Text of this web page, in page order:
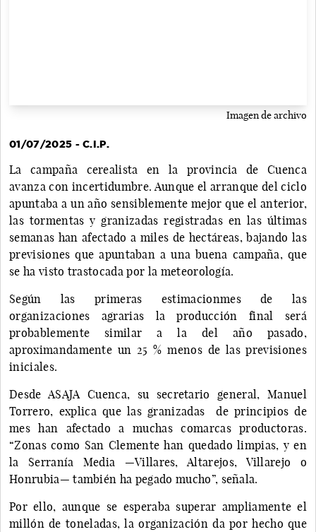
Imagen de archivo
01/07/2025 - C.I.P.
La campaña cerealista en la provincia de Cuenca
avanza con incertidumbre. Aunque el arranque del ciclo
apuntaba a un año sensiblemente mejor que el anterior,
las tormentas y granizadas registradas en las últimas
semanas han afectado a miles de hectáreas, bajando las
previsiones que apuntaban a una buena campaña, que
se ha visto trastocada por la meteorología.
Según las primeras estimacionmes de las
organizaciones agrarias la producción final será
probablemente similar a la del año pasado,
aproximandamente un 25 % menos de las previsiones
iniciales.
Desde ASAJA Cuenca, su secretario general, Manuel
Torrero, explica que las granizadas de principios de
mes han afectado a muchas comarcas productoras.
“Zonas como San Clemente han quedado limpias, y en
la Serranía Media —Villares, Altarejos, Villarejo o
Honrubia— también ha pegado mucho”, señala.
Por ello, aunque se esperaba superar ampliamente el
millón de toneladas, la organización da por hecho que